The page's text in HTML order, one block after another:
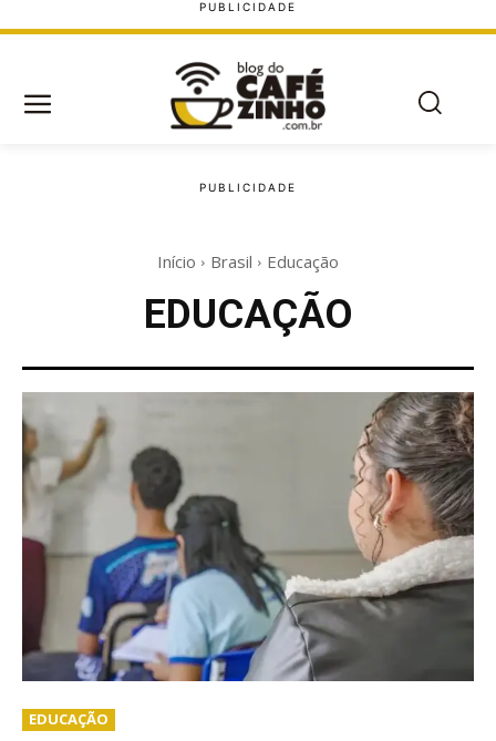
Início Brasil Educação
EDUCAÇÃO
EDUCAÇÃO